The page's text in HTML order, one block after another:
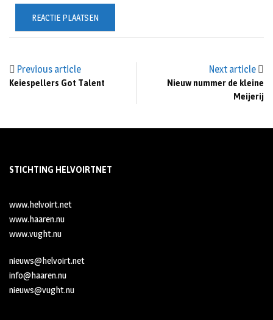
Previous article
Keiespellers Got Talent
Next article
Nieuw nummer de kleine
Meijerij
STICHTING HELVOIRTNET
www.helvoirt.net
www.haaren.nu
www.vught.nu
nieuws@helvoirt.net
info@haaren.nu
nieuws@vught.nu